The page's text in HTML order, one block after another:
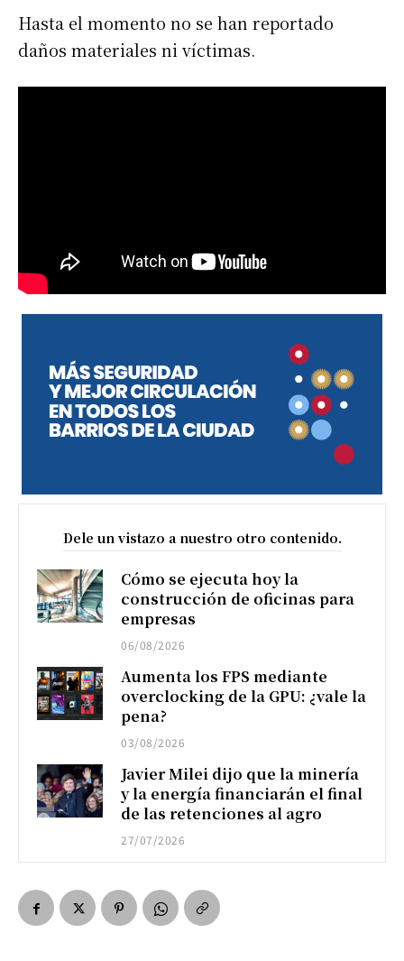
Hasta el momento no se han reportado
daños materiales ni víctimas.
Dele un vistazo a nuestro otro contenido.
Cómo se ejecuta hoy la
construcción de oficinas para
empresas
06/08/2026
Aumenta los FPS mediante
overclocking de la GPU: ¿vale la
pena?
03/08/2026
Javier Milei dijo que la minería
y la energía financiarán el final
de las retenciones al agro
27/07/2026